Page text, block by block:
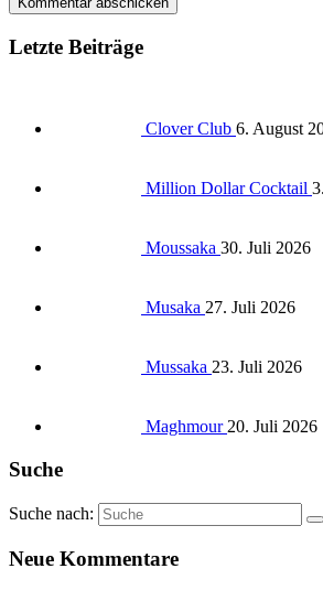
Letzte Beiträge
Clover Club 6. August
Million Dollar Cocktail
Moussaka 30. Juli 2026
Musaka 27. Juli 2026
Mussaka 23. Juli 2026
Maghmour 20. Juli 2026
Suche
Suche nach:
Neue Kommentare